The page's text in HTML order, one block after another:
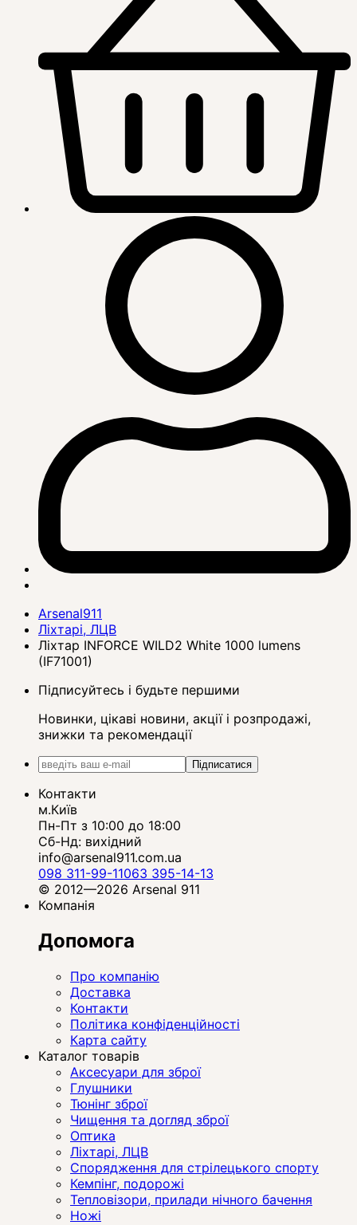
Arsenal911
Ліхтарі, ЛЦВ
Ліхтар INFORCE WILD2 White 1000 lumens
(IF71001)
Підписуйтесь і будьте першими
Новинки, цікаві новини, акції і розпродажі,
знижки та рекомендації
Підписатися
Контакти
м.Київ
Пн-Пт з 10:00 до 18:00
Сб-Нд: вихідний
info@arsenal911.com.ua
098 311-99-11063 395-14-13
© 2012—2026 Arsenal 911
Компанія
Допомога
Про компанію
Доставка
Контакти
Політика конфіденційності
Карта сайту
Каталог товарів
Аксесуари для зброї
Глушники
Тюнінг зброї
Чищення та догляд зброї
Оптика
Ліхтарі, ЛЦВ
Спорядження для стрілецького спорту
Кемпінг, подорожі
Тепловізори, прилади нічного бачення
Ножі